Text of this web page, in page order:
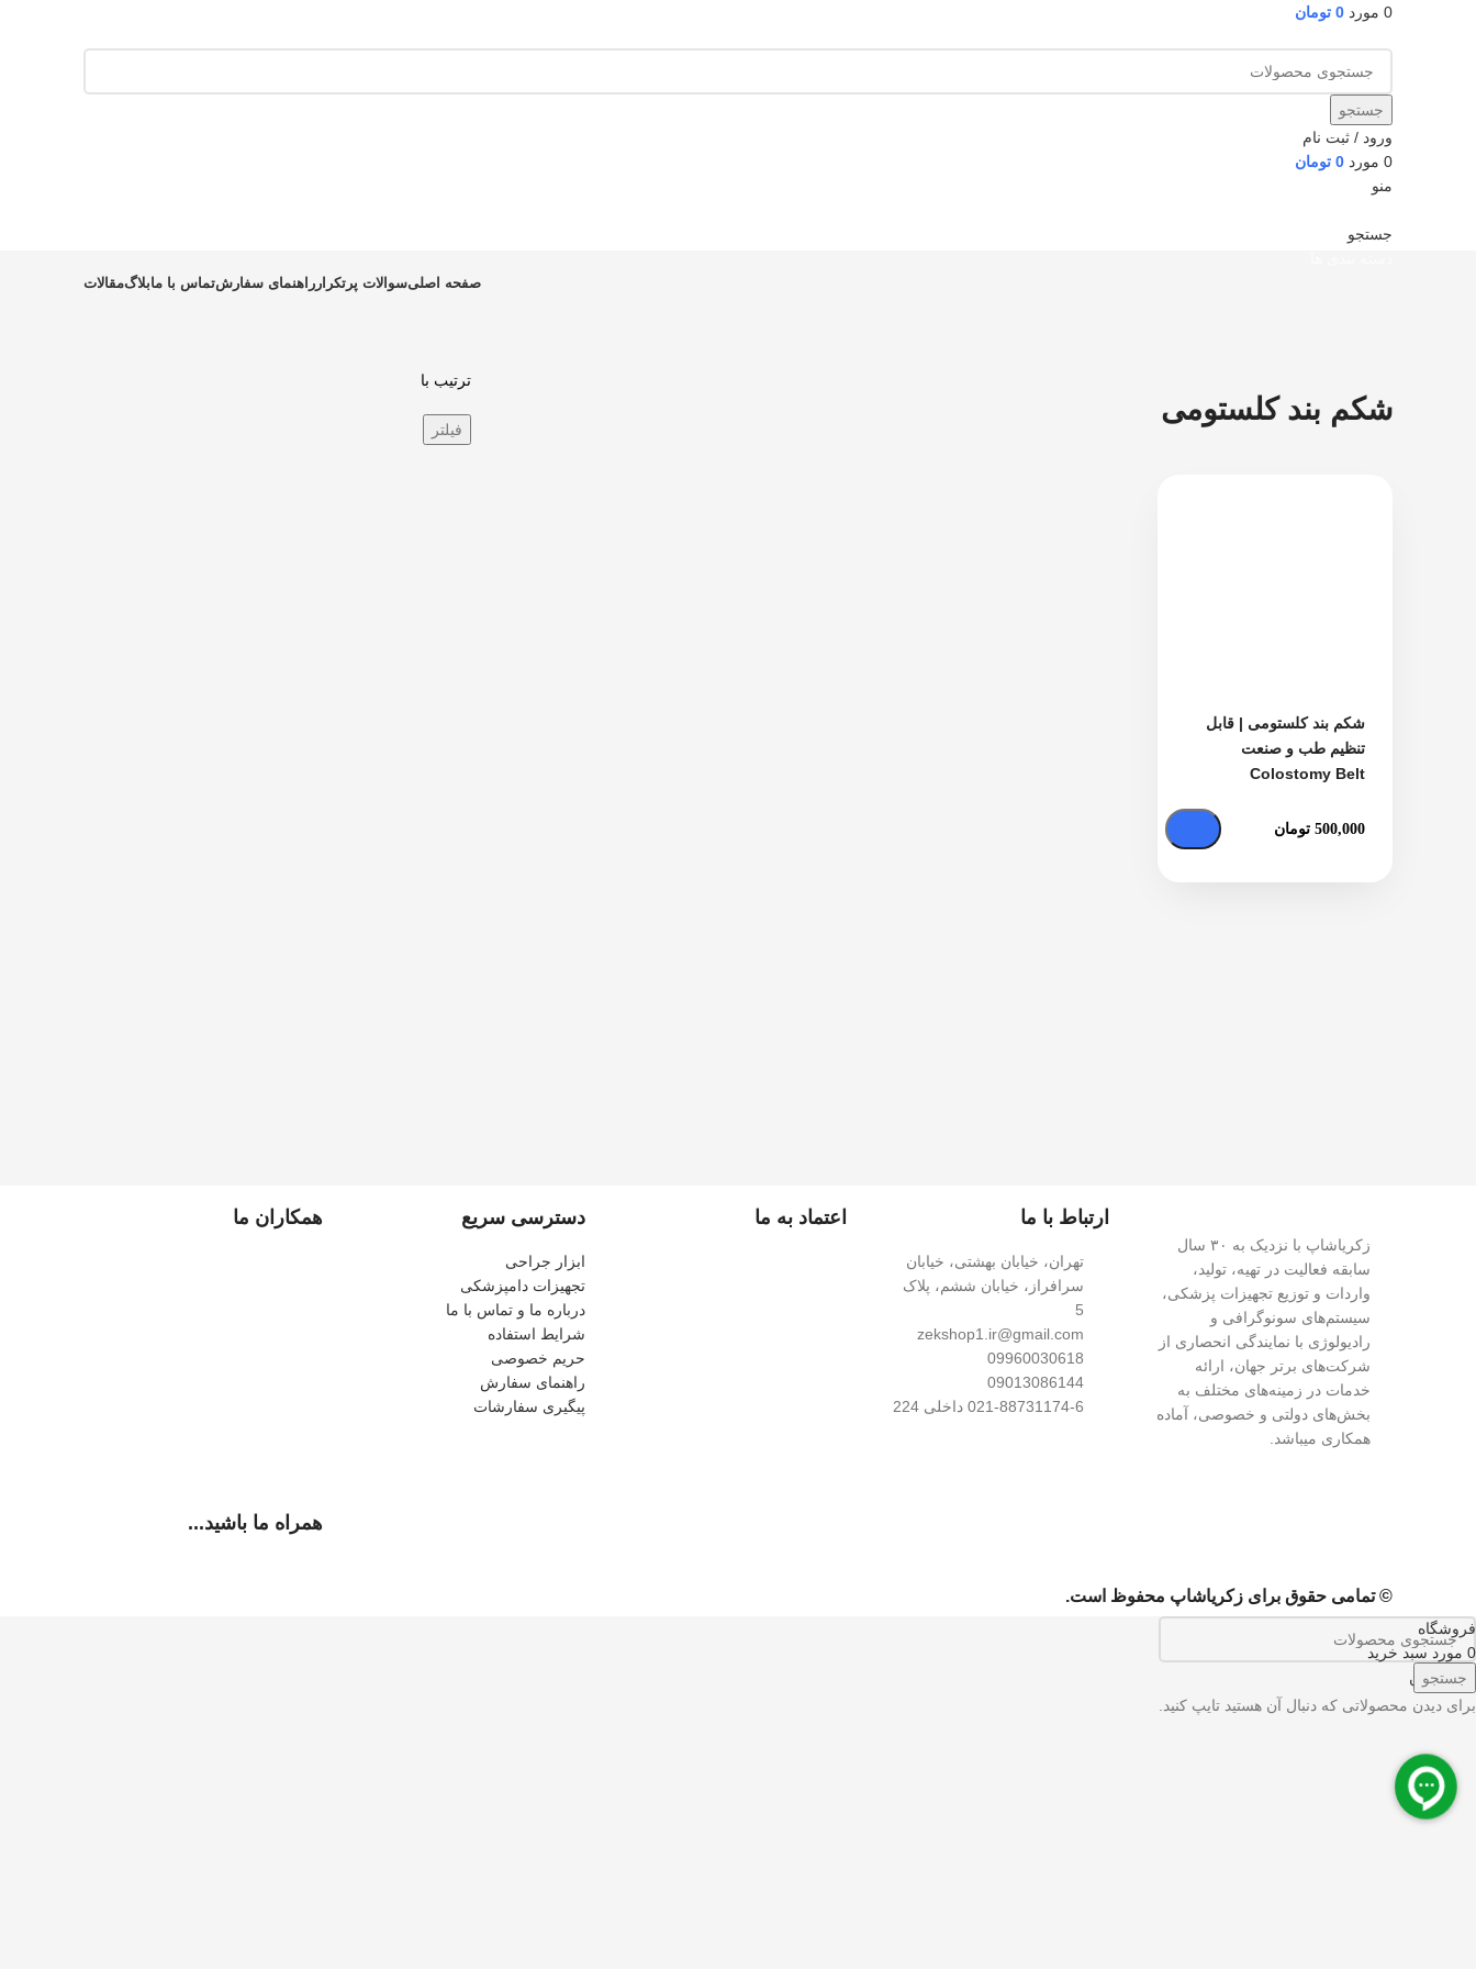
0 مورد 0 تومان
جستجو
ورود / ثبت نام
0 مورد 0 تومان
منو
جستجو
صفحه اصلیسوالات پرتکرار راهنمای سفارشتماس با مابلاگمقالات
شکم بند کلستومی
ترتیب با
فیلتر
شکم بند کلستومی | قابل
تنظیم طب و صنعت
Colostomy Belt
500,000 تومان
زکریاشاپ با نزدیک به ۳۰ سال
سابقه فعالیت در تهیه، تولید،
واردات و توزیع تجهیزات پزشکی،
سیستم‌های سونوگرافی و
رادیولوژی با نمایندگی انحصاری از
شرکت‌های برتر جهان، ارائه
خدمات در زمینه‌های مختلف به
بخش‌های دولتی و خصوصی، آماده
همکاری میباشد.
ارتباط با ما
تهران، خیابان بهشتی، خیابان
سرافراز، خیابان ششم، پلاک
5
zekshop1.ir@gmail.com
09960030618
09013086144
021-88731174-6 داخلی 224
اعتماد به ما دسترسی سریع
ابزار جراحی
تجهیزات دامپزشکی
درباره ما و تماس با ما
شرایط استفاده
حریم خصوصی
راهنمای سفارش
پیگیری سفارشات
همکاران ما
همراه ما باشید...
© تمامی حقوق برای زکریاشاپ محفوظ است.
جستجو
برای دیدن محصولاتی که دنبال آن هستید تایپ کنید.
فروشگاه
0 مورد سبد خرید
حساب من